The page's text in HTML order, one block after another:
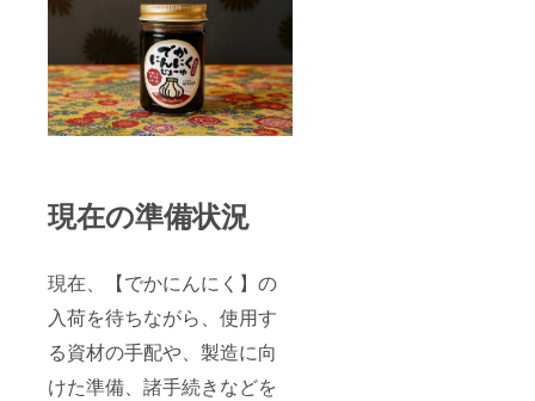
現在の準備状況
現在、【でかにんにく】の
入荷を待ちながら、使用す
る資材の手配や、製造に向
けた準備、諸手続きなどを